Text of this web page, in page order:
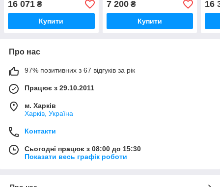
16 071 ₴
Купити
7 200₴
Купити
16
Про нас
97% позитивних з 67 відгуків за рік
Працює з 29.10.2011
м. Харків
Харків, Україна
Контакти
Сьогодні працює з 08:00 до 15:30
Показати весь графік роботи